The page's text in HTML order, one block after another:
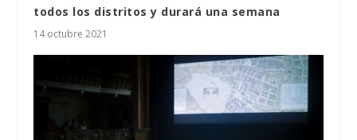
todos los distritos y durará una semana
14 octubre 2021